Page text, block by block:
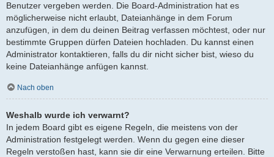
Benutzer vergeben werden. Die Board-Administration hat es
möglicherweise nicht erlaubt, Dateianhänge in dem Forum
anzufügen, in dem du deinen Beitrag verfassen möchtest, oder nur
bestimmte Gruppen dürfen Dateien hochladen. Du kannst einen
Administrator kontaktieren, falls du dir nicht sicher bist, wieso du
keine Dateianhänge anfügen kannst.
Nach oben
Weshalb wurde ich verwarnt?
In jedem Board gibt es eigene Regeln, die meistens von der
Administration festgelegt werden. Wenn du gegen eine dieser
Regeln verstoßen hast, kann sie dir eine Verwarnung erteilen. Bitte